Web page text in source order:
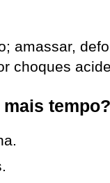
amassar,
choques
tempo?